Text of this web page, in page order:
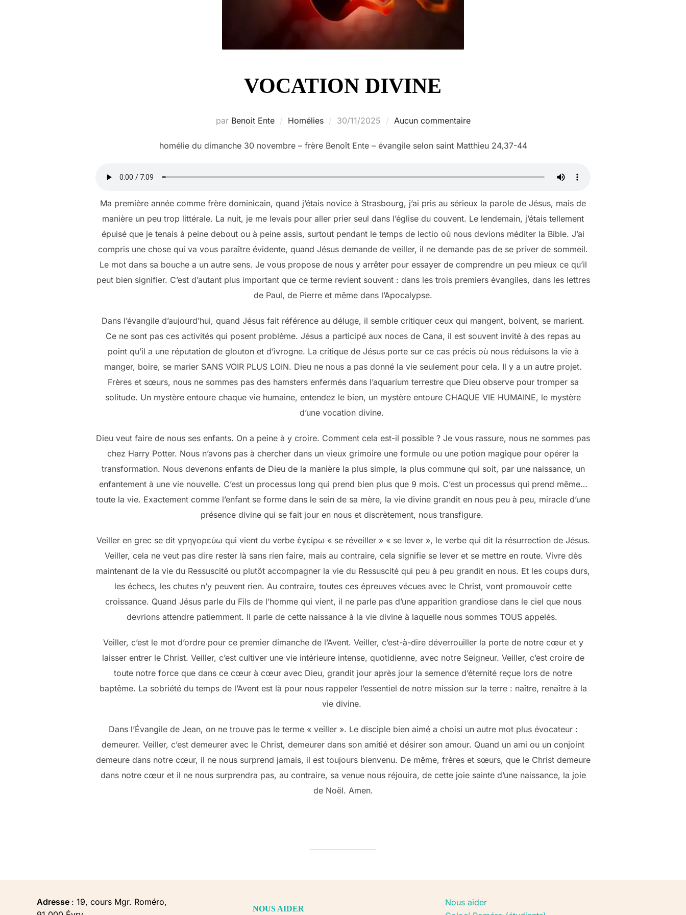
VOCATION DIVINE
par Benoit Ente Homélies
Publié
30/11/2025 Aucun commentaire
homélie du dimanche 30 novembre – frère Benoît Ente – évangile selon saint Matthieu 24,37-44
Ma première année comme frère dominicain, quand j’étais novice à Strasbourg, j’ai pris au sérieux la parole de Jésus, mais de
manière un peu trop littérale. La nuit, je me levais pour aller prier seul dans l’église du couvent. Le lendemain, j’étais tellement
épuisé que je tenais à peine debout ou à peine assis, surtout pendant le temps de lectio où nous devions méditer la Bible. J’ai
compris une chose qui va vous paraître évidente, quand Jésus demande de veiller, il ne demande pas de se priver de sommeil.
Le mot dans sa bouche a un autre sens. Je vous propose de nous y arrêter pour essayer de comprendre un peu mieux ce qu’il
peut bien signifier. C’est d’autant plus important que ce terme revient souvent : dans les trois premiers évangiles, dans les lettres
de Paul, de Pierre et même dans l’Apocalypse.
Dans l’évangile d’aujourd’hui, quand Jésus fait référence au déluge, il semble critiquer ceux qui mangent, boivent, se marient.
Ce ne sont pas ces activités qui posent problème. Jésus a participé aux noces de Cana, il est souvent invité à des repas au
point qu’il a une réputation de glouton et d’ivrogne. La critique de Jésus porte sur ce cas précis où nous réduisons la vie à
manger, boire, se marier SANS VOIR PLUS LOIN. Dieu ne nous a pas donné la vie seulement pour cela. Il y a un autre projet.
Frères et sœurs, nous ne sommes pas des hamsters enfermés dans l’aquarium terrestre que Dieu observe pour tromper sa
solitude. Un mystère entoure chaque vie humaine, entendez le bien, un mystère entoure CHAQUE VIE HUMAINE, le mystère
d’une vocation divine.
Dieu veut faire de nous ses enfants. On a peine à y croire. Comment cela est-il possible ? Je vous rassure, nous ne sommes pas
chez Harry Potter. Nous n’avons pas à chercher dans un vieux grimoire une formule ou une potion magique pour opérer la
transformation. Nous devenons enfants de Dieu de la manière la plus simple, la plus commune qui soit, par une naissance, un
enfantement à une vie nouvelle. C’est un processus long qui prend bien plus que 9 mois. C’est un processus qui prend même…
toute la vie. Exactement comme l’enfant se forme dans le sein de sa mère, la vie divine grandit en nous peu à peu, miracle d’une
présence divine qui se fait jour en nous et discrètement, nous transfigure.
Veiller en grec se dit γρηγορεύω qui vient du verbe ἐγείρω « se réveiller » « se lever », le verbe qui dit la résurrection de Jésus.
Veiller, cela ne veut pas dire rester là sans rien faire, mais au contraire, cela signifie se lever et se mettre en route. Vivre dès
maintenant de la vie du Ressuscité ou plutôt accompagner la vie du Ressuscité qui peu à peu grandit en nous. Et les coups durs,
les échecs, les chutes n’y peuvent rien. Au contraire, toutes ces épreuves vécues avec le Christ, vont promouvoir cette
croissance. Quand Jésus parle du Fils de l’homme qui vient, il ne parle pas d’une apparition grandiose dans le ciel que nous
devrions attendre patiemment. Il parle de cette naissance à la vie divine à laquelle nous sommes TOUS appelés.
Veiller, c’est le mot d’ordre pour ce premier dimanche de l’Avent. Veiller, c’est-à-dire déverrouiller la porte de notre cœur et y
laisser entrer le Christ. Veiller, c’est cultiver une vie intérieure intense, quotidienne, avec notre Seigneur. Veiller, c’est croire de
toute notre force que dans ce cœur à cœur avec Dieu, grandit jour après jour la semence d’éternité reçue lors de notre
baptême. La sobriété du temps de l’Avent est là pour nous rappeler l’essentiel de notre mission sur la terre : naître, renaître à la
vie divine.
Dans l’Évangile de Jean, on ne trouve pas le terme « veiller ». Le disciple bien aimé a choisi un autre mot plus évocateur :
demeurer. Veiller, c’est demeurer avec le Christ, demeurer dans son amitié et désirer son amour. Quand un ami ou un conjoint
demeure dans notre cœur, il ne nous surprend jamais, il est toujours bienvenu. De même, frères et sœurs, que le Christ demeure
dans notre cœur et il ne nous surprendra pas, au contraire, sa venue nous réjouira, de cette joie sainte d’une naissance, la joie
de Noël. Amen.
Adresse : 19, cours Mgr. Roméro,
NOUS AIDER
Nous aider